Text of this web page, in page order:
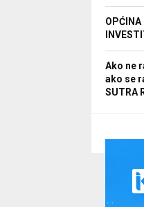
Ako ne
ako se
SUTRA